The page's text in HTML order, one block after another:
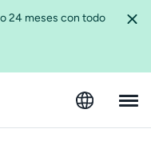
24 meses con todo